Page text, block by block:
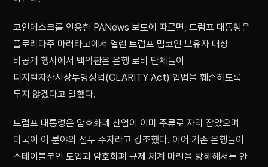
코인데스크를 인용한 PANews 보도에 따르면, 트럼프 대통령은
플로리다주 마러라고에서 열린 트럼프 밈코인 보유자 대상
비공개 행사에서 백악관은 은행 로비 단체들이
디지털자산시장투명성법(CLARITY Act) 입법을 훼손하도록
두지 않겠다고 말했다.
트럼프 대통령은 암호화폐 산업이 이미 주류로 자리 잡았으며
미국이 이 분야의 선두 주자라고 강조했다. 이어 기존 은행들이
스테이블코인 도입과 암호화폐 규제 체계 마련을 방해해서는 안